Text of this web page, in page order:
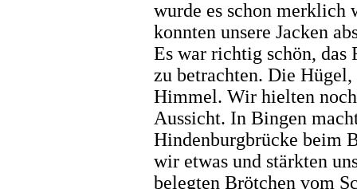
wurde es schon
konnten unsere Jacken
Es war richtig schön, das
zu betrachten. Die
Himmel. Wir hielten
Aussicht. In Bingen
Hindenburgbrücke beim
wir etwas und stärkten
belegten Brötchen vom